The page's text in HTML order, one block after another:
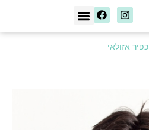
כפיר אזולאי